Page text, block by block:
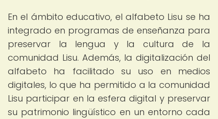
En el ámbito educativo, el alfabeto Lisu se ha
integrado en programas de enseñanza para
preservar la lengua y la cultura de la
comunidad Lisu. Además, la digitalización del
alfabeto ha facilitado su uso en medios
digitales, lo que ha permitido a la comunidad
Lisu participar en la esfera digital y preservar
su patrimonio lingüístico en un entorno cada